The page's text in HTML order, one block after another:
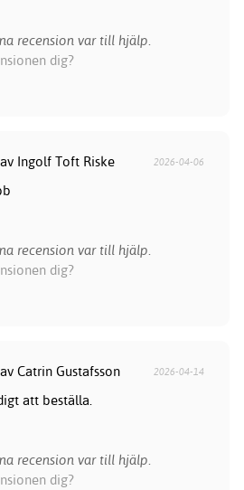
recension var till hjälp.
dig?
Ingolf Toft Riske 2026-04-06
recension var till hjälp.
dig?
Catrin Gustafsson 2026-04-14
att beställa.
recension var till hjälp.
dig?